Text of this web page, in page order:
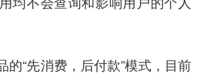
的“先消费，后付款”模式，目前